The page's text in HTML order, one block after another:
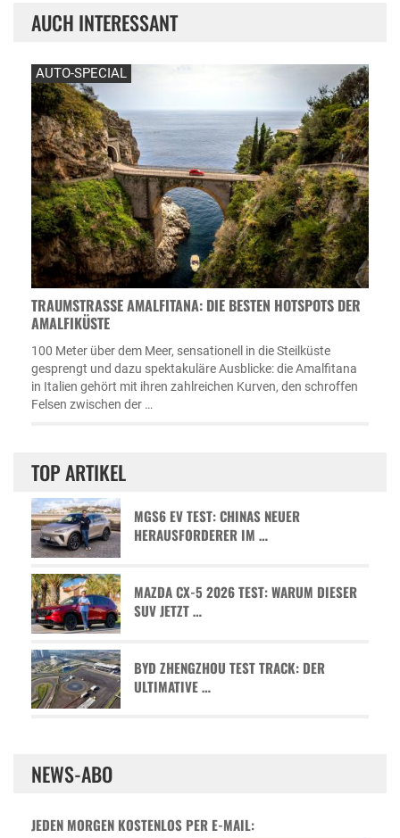
AUCH INTERESSANT
AUTO-SPECIAL
TRAUMSTRASSE AMALFITANA: DIE BESTEN HOTSPOTS DER A
MALFIKÜSTE
100 Meter über dem Meer, sensationell in die Steilküste
gesprengt und dazu spektakuläre Ausblicke: die Amalfitana
in Italien gehört mit ihren zahlreichen Kurven, den schroffen
Felsen zwischen der …
TOP ARTIKEL
MGS6 EV TEST: CHINAS NEUER
HERAUSFORDERER IM …
MAZDA CX-5 2026 TEST: WARUM DIESER
SUV JETZT …
BYD ZHENGZHOU TEST TRACK: DER
ULTIMATIVE …
NEWS-ABO
JEDEN MORGEN KOSTENLOS PER E-MAIL: